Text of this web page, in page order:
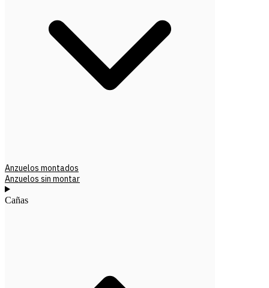
Anzuelos montados
Anzuelos sin montar
Cañas